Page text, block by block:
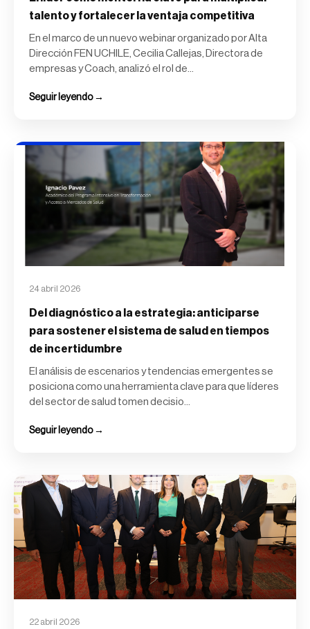
talento y fortalecer la ventaja competitiva
En el marco de un nuevo webinar organizado por Alta
Dirección FEN UCHILE, Cecilia Callejas, Directora de
empresas y Coach, analizó el rol de...
Seguir leyendo →
24 abril 2026
Del diagnóstico a la estrategia: anticiparse
para sostener el sistema de salud en tiempos
de incertidumbre
El análisis de escenarios y tendencias emergentes se
posiciona como una herramienta clave para que líderes
del sector de salud tomen decisio...
Seguir leyendo →
22 abril 2026